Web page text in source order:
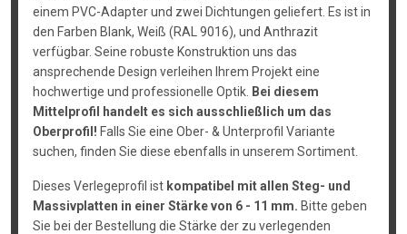
einem PVC-Adapter und zwei Dichtungen geliefert. Es ist in
den Farben Blank, Weiß (RAL 9016), und Anthrazit
verfügbar. Seine robuste Konstruktion uns das
ansprechende Design verleihen Ihrem Projekt eine
hochwertige und professionelle Optik. Bei diesem
Mittelprofil handelt es sich ausschließlich um das
Oberprofil! Falls Sie eine Ober- & Unterprofil Variante
suchen, finden Sie diese ebenfalls in unserem Sortiment.
Dieses Verlegeprofil ist kompatibel mit allen Steg- und
Massivplatten in einer Stärke von 6 - 11 mm. Bitte geben
Sie bei der Bestellung die Stärke der zu verlegenden